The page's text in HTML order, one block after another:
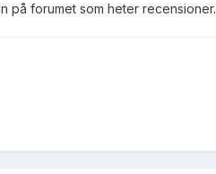
på forumet som heter recensioner.